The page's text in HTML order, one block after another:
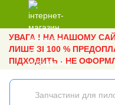
УВАГА ! НА НАШОМУ
ЛИШЕ ЗІ 100 %
ПІДХОДИТЬ - НЕ
Запчастини для